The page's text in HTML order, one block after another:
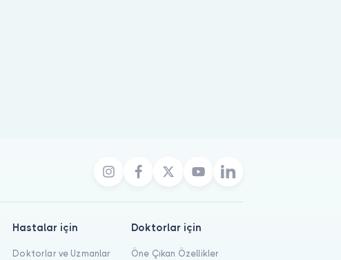
Hastalar için
Doktorlar ve Uzmanlar
Doktorlar için
Öne Çıkan Özellikler